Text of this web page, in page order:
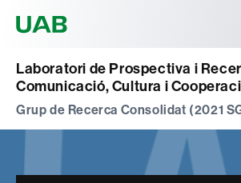
Laboratori de Prospectiva i
Comunicació, Cultura i
Grup de Recerca Consolidat (2021